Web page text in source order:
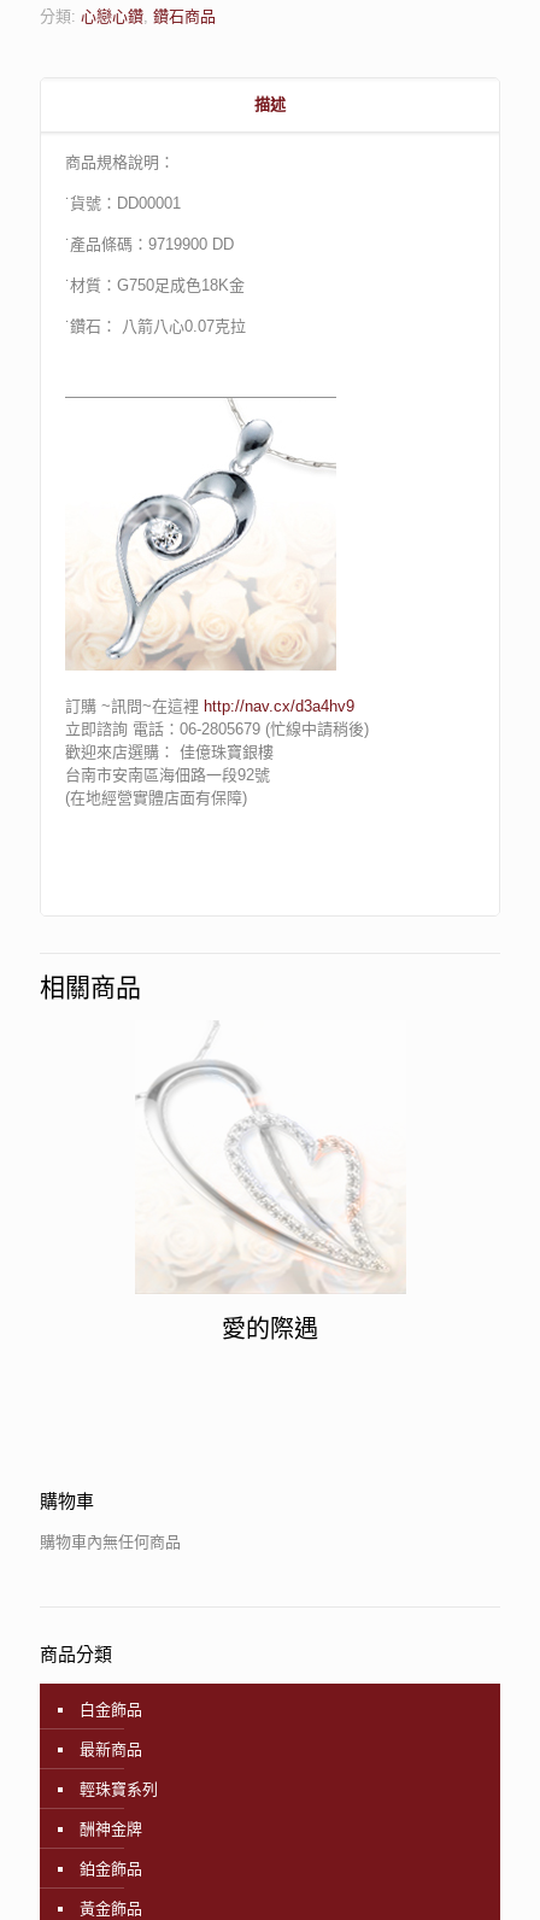
分類: 心戀心鑽, 鑽石商品
描述
商品規格說明：
˙貨號：DD00001
˙產品條碼：9719900 DD
˙材質：G750足成色18K金
˙鑽石： 八箭八心0.07克拉
訂購 ~訊問~在這裡 http://nav.cx/d3a4hv9
立即諮詢 電話：06-2805679 (忙線中請稍後)
歡迎來店選購： 佳億珠寶銀樓
台南市安南區海佃路一段92號
(在地經營實體店面有保障)
相關商品
愛的際遇
購物車
購物車內無任何商品
商品分類
白金飾品
最新商品
輕珠寶系列
酬神金牌
鉑金飾品
黃金飾品